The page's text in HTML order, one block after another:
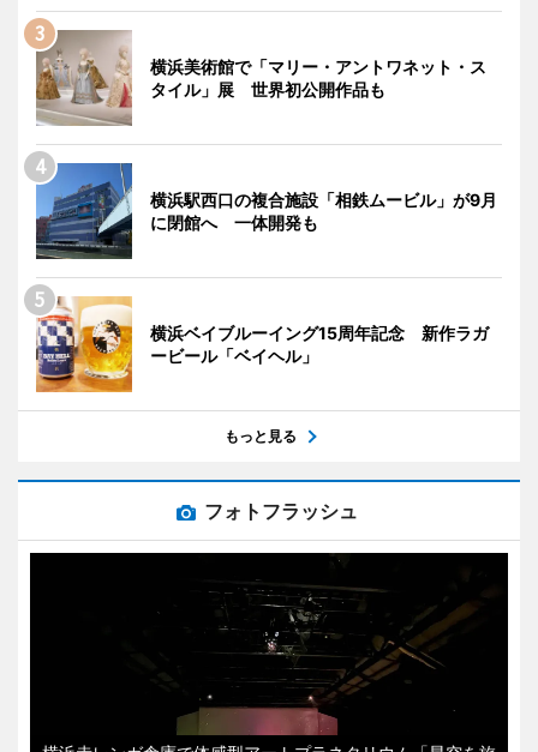
横浜美術館で「マリー・アントワネット・ス
タイル」展 世界初公開作品も
横浜駅西口の複合施設「相鉄ムービル」が9月
に閉館へ 一体開発も
横浜ベイブルーイング15周年記念 新作ラガ
ービール「ベイヘル」
もっと見る
フォトフラッシュ